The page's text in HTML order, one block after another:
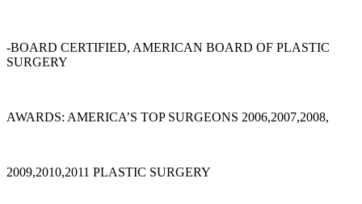
-BOARD CERTIFIED, AMERICAN BOARD OF PLASTIC
SURGERY
AWARDS: AMERICA’S TOP SURGEONS 2006,2007,2008,
2009,2010,2011 PLASTIC SURGERY